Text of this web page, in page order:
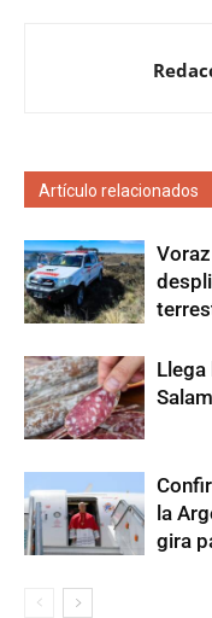
Artículo relacionados
Llega
la
gira